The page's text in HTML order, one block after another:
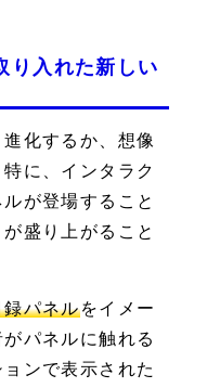
り入れた新しい
化するか、想像
に、インタラク
が登場すること
盛り上がること
録パネルをイメー
パネルに触れる
ンで表示された